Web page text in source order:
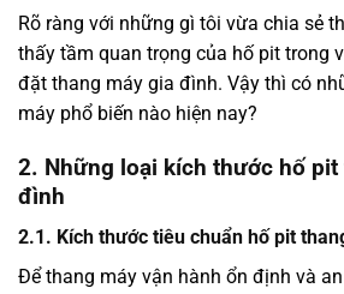
Rõ ràng với những gì tôi vừa chia sẻ
thấy tầm quan trọng của hố pit trong
đặt thang máy gia đình. Vậy thì có
máy phổ biến nào hiện nay?
2. Những loại kích thước hố pit
đình
2.1. Kích thước tiêu chuẩn hố pit
Để thang máy vận hành ổn định và